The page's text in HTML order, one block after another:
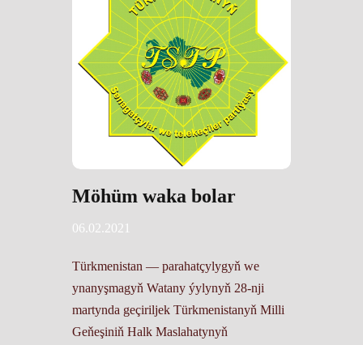
Möhüm waka bolar
06.02.2021
Türkmenistan — parahatçylygyň we
ynanyşmagyň Watany ýylynyň 28-nji
martynda geçiriljek Türkmenistanyň Milli
Geňeşiniň Halk Maslahatynyň